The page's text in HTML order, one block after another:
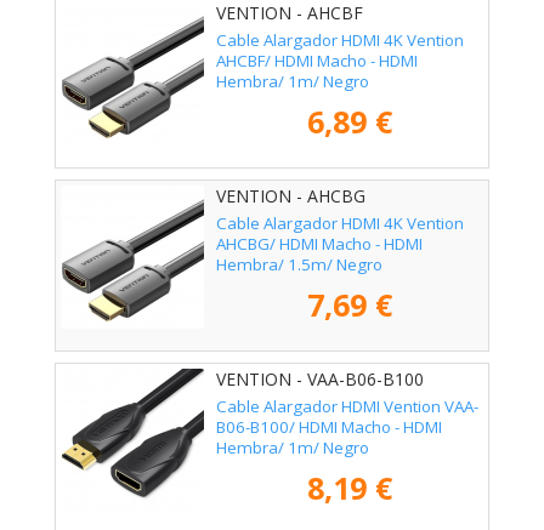
VENTION - AHCBF
Cable Alargador HDMI 4K Vention
AHCBF/ HDMI Macho - HDMI
Hembra/ 1m/ Negro
6,89 €
VENTION - AHCBG
Cable Alargador HDMI 4K Vention
AHCBG/ HDMI Macho - HDMI
Hembra/ 1.5m/ Negro
7,69 €
VENTION - VAA-B06-B100
Cable Alargador HDMI Vention VAA-
B06-B100/ HDMI Macho - HDMI
Hembra/ 1m/ Negro
8,19 €